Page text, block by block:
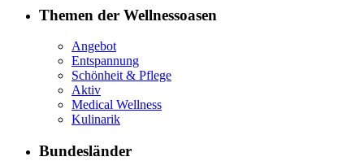
Themen der Wellnessoasen
Angebot
Entspannung
Schönheit & Pflege
Aktiv
Medical Wellness
Kulinarik
Bundesländer